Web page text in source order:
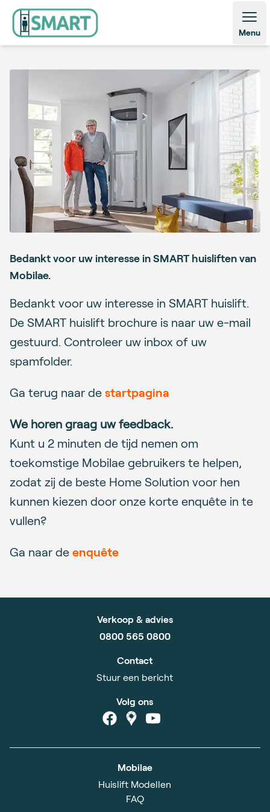
Menu
Bedankt voor uw interesse in SMART huisliften van
Mobilae.
Bedankt voor uw interesse in SMART huislift.
De SMART huislift brochure is naar uw e-mail
gestuurd. Controleer uw inbox of uw
spamfolder.
Ga terug naar de startpagina
We horen graag uw feedback.
Kunt u 2 minuten de tijd nemen om
toekomstige Mobilae gebruikers te helpen,
zodat zij de beste Home Solution voor hen
kunnen kiezen door onze korte enquête in te
vullen?
Ga naar de enquête
Verkoop & advies
0800 565 0800
Contact
Stuur een bericht
Volg ons
Mobilae
Huislift Modellen
FAQ